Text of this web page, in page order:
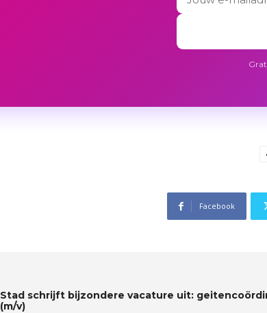
Facebook
Stad schrijft bijzondere vacature uit:
(m/v)